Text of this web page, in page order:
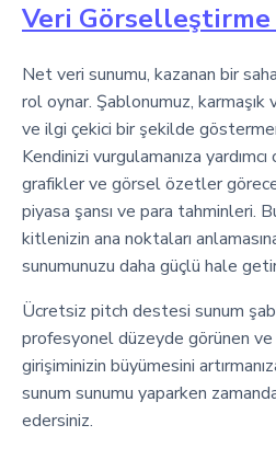
Veri
Net veri sunumu, kazanan bir
rol oynar. Şablonumuz, karmaşık
ve ilgi çekici bir şekilde
Kendinizi vurgulamanıza
grafikler ve görsel özetler
piyasa şansı ve para tahminleri.
kitlenizin ana noktaları
sunumunuzu daha güçlü hale
Ücretsiz pitch destesi sunum
profesyonel düzeyde görünen ve
girişiminizin büyümesini
sunum sunumu yaparken
edersiniz.